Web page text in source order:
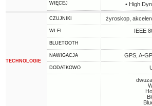
WIĘCEJ • High
TECHNOLOGIE
CZUJNIKI żyroskop,
WI-FI IEEE
BLUETOOTH
NAWIGACJA GPS, A-
DODATKOWO